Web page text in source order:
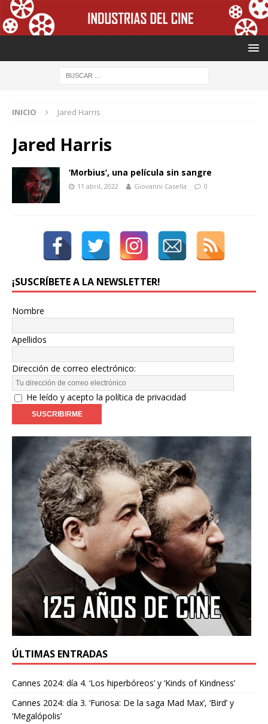
INICIO Jared Harris
Jared Harris
‘Morbius’, una película sin sangre
11 abril, 2022 Giovanni Casella 0
¡SUSCRÍBETE A LA NEWSLETTER!
Nombre
Apellidos
Dirección de correo electrónico:
He leído y acepto la política de privacidad
ÚLTIMAS ENTRADAS
Cannes 2024: día 4. ‘Los hiperbóreos’ y ‘Kinds of Kindness’
Cannes 2024: día 3. ‘Furiosa: De la saga Mad Max’, ‘Bird’ y
‘Megalópolis’